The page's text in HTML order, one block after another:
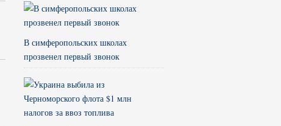
В симферопольских школах
прозвенел первый звонок